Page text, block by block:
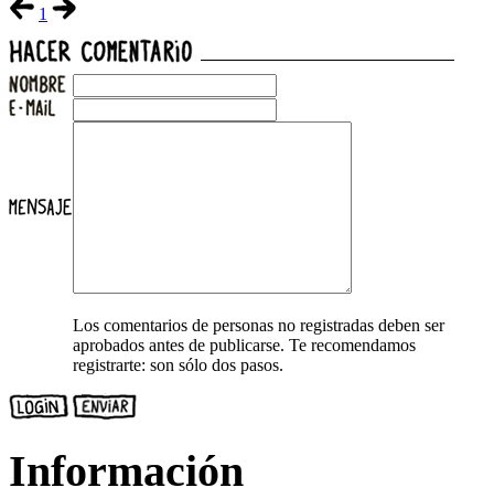
1
Los comentarios de personas no registradas deben ser
aprobados antes de publicarse. Te recomendamos
registrarte: son sólo dos pasos.
Información